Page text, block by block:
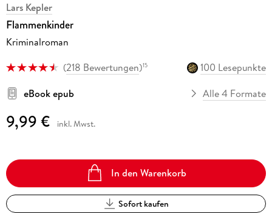
Lars Kepler
Flammenkinder
Kriminalroman
(218 Bewertungen)15
100 Lesepunkte
eBook epub
Alle 4 Formate
9,99 € inkl. Mwst.
In den Warenkorb
Sofort kaufen